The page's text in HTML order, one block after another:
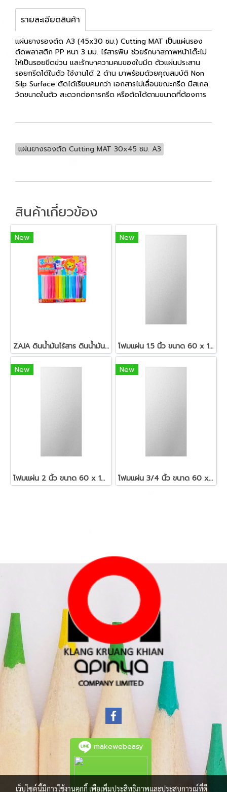
รายละเอียดสินค้า
แผ่นยางรองตัด A3 (45x30 ซม.) Cutting MAT เป็นแผ่นรอง
ตัดพลาสติก PP หนา 3 มม. ไร้สารพิษ ช่วยรักษาสภาพหน้าโต๊ะไม่
ให้เป็นรอยขีดข่วน และรักษาความคมของใบมีด ตัวแผ่นประสาน
รอยกรีดได้ในตัว ใช้งานได้ 2 ด้าน มาพร้อมด้วยคุณสมบัติ Non
Silp Surface ตัดได้เรียบคมกว่า เอกสารไม่เลื่อนขณะกรีด มีสเกล
วัดขนาดในตัว สะดวกต่อการกรีด หรือตัดได้ตามขนาดที่ต้องการ
แผ่นยางรองตัด Cutting MAT 30x45 ซม. A3
สินค้าเกี่ยวข้อง
New
ZAJA ดินน้ำมันไร้สาร ดินน้ำมันแท่งกลม 200 กรัม
New
โฟมแผ่น 1.5 นิ้ว ขนาด 60 x 120 ซม.สีขาว
New
โฟมแผ่น 2 นิ้ว ขนาด 60 x 120 ซม.สีขาว
New
โฟมแผ่น 3/4 นิ้ว ขนาด 60 x 120 ซม.สีขาว
makewebeasy
เว็บไซต์นี้มีการใช้งานคุกกี้ เพื่อเพิ่มประสิทธิภาพและประสบการณ์ที่ดี